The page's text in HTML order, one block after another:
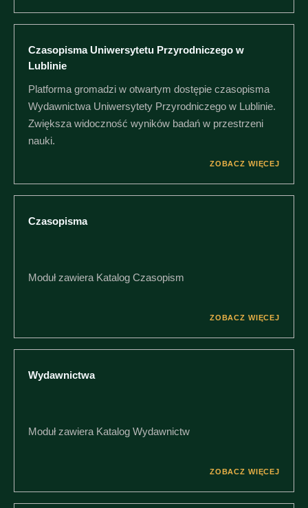
Czasopisma Uniwersytetu Przyrodniczego w
Lublinie
Platforma gromadzi w otwartym dostępie czasopisma
Wydawnictwa Uniwersytety Przyrodniczego w Lublinie.
Zwiększa widoczność wyników badań w przestrzeni
nauki.
ZOBACZ WIĘCEJ
Czasopisma
Moduł zawiera Katalog Czasopism
ZOBACZ WIĘCEJ
Wydawnictwa
Moduł zawiera Katalog Wydawnictw
ZOBACZ WIĘCEJ